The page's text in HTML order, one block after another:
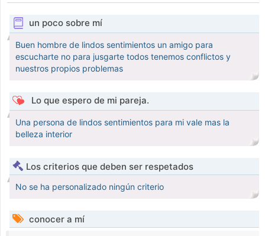
un poco sobre mí
Buen hombre de lindos sentimientos un amigo para
escucharte no para jusgarte todos tenemos conflictos y
nuestros propios problemas
Lo que espero de mi pareja.
Una persona de lindos sentimientos para mi vale mas la
belleza interior
Los criterios que deben ser respetados
No se ha personalizado ningún criterio
conocer a mí